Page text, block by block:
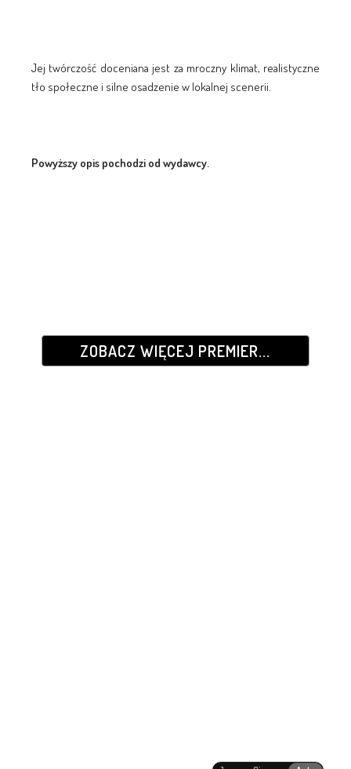
Jej twórczość doceniana jest za mroczny klimat, realistyczne
tło społeczne i silne osadzenie w lokalnej scenerii.
Powyższy opis pochodzi od wydawcy.
ZOBACZ WIĘCEJ PREMIER...